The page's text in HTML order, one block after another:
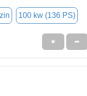
100 kw (136 PS)
★ ➦